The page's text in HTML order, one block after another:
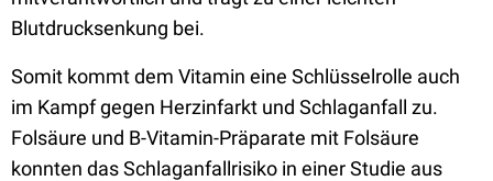
Blutdrucksenkung bei.
Somit kommt dem Vitamin eine Schlüsselrolle auch
im Kampf gegen Herzinfarkt und Schlaganfall zu.
Folsäure und B-Vitamin-Präparate mit Folsäure
konnten das Schlaganfallrisiko in einer Studie aus